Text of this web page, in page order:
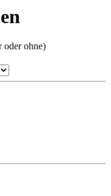
oder ohne)